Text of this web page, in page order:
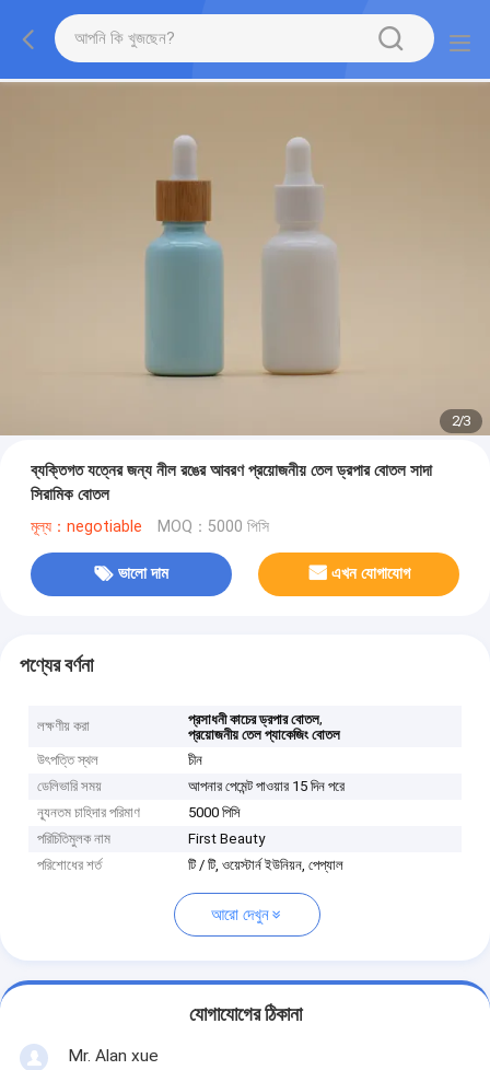
2/3
ব্যক্তিগত যত্নের জন্য নীল রঙের আবরণ প্রয়োজনীয় তেল ড্রপার বোতল সাদা
সিরামিক বোতল
মূল্য：negotiable MOQ：5000 পিসি
ভালো দাম এখন যোগাযোগ
পণ্যের বর্ণনা
লক্ষণীয় করা প্রসাধনী কাচের ড্রপার বোতল,
প্রয়োজনীয় তেল প্যাকেজিং বোতল
উৎপত্তি স্থল
চীন
ডেলিভারি সময়
আপনার পেমেন্ট পাওয়ার 15 দিন পরে
ন্যূনতম চাহিদার পরিমাণ
5000 পিসি
পরিচিতিমুলক নাম
First Beauty
পরিশোধের শর্ত
টি / টি, ওয়েস্টার্ন ইউনিয়ন, পেপ্যাল
আরো দেখুন
যোগাযোগের ঠিকানা
Mr. Alan xue